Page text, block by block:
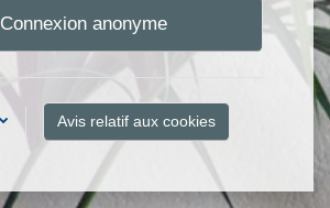
Connexion anonyme
Avis relatif aux cookies